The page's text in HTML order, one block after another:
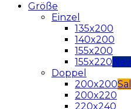
Größe
Einzel
135x200
140x200
155x200
155x220
Doppel
200x200
200x220
220x240